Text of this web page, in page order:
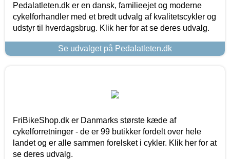
Pedalatleten.dk er en dansk, familieejet og moderne
cykelforhandler med et bredt udvalg af kvalitetscykler og
udstyr til hverdagsbrug. Klik her for at se deres udvalg.
Se udvalget på Pedalatleten.dk
FriBikeShop.dk er Danmarks største kæde af
cykelforretninger - de er 99 butikker fordelt over hele
landet og er alle sammen forelsket i cykler. Klik her for at
se deres udvalg.